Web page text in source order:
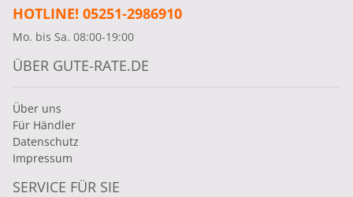
HOTLINE! 05251-2986910
Mo. bis Sa. 08:00-19:00
ÜBER GUTE-RATE.DE
Über uns
Für Händler
Datenschutz
Impressum
SERVICE FÜR SIE